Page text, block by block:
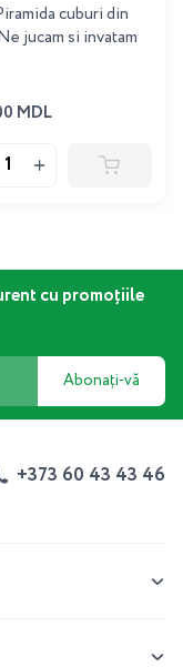
cuburi din
jucam si invatam
MDL
cu promoțiile
Abonați-vă
+373 60 43 43 46